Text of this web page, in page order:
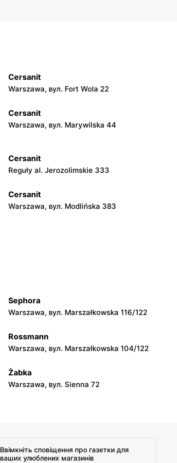
Cersanit
Warszawa, вул. Fort Wola 22
Cersanit
Warszawa, вул. Marywilska 44
Cersanit
Reguły al. Jerozolimskie 333
Cersanit
Warszawa, вул. Modlińska 383
17A
Wołomin, вул. Kościelna 63
Cersanit
Milanówek, вул. Królewska 120 B
Sephora
Warszawa, вул. Marszałkowska 116/122
Rossmann
Warszawa, вул. Marszałkowska 104/122
Żabka
Warszawa, вул. Sienna 72
Ввімкніть сповіщення про газетки для
ваших улюблених магазинів